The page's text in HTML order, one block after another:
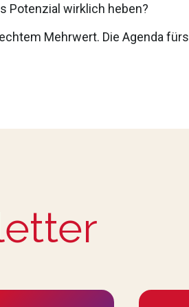
Potenzial wirklich heben?
Mehrwert. Die Agenda fürs